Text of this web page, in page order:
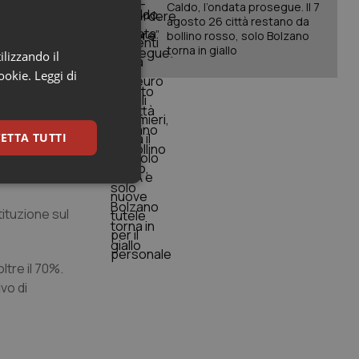
ha posto
in auto e
i casi di
e gli
sul
il 70%.
di
Caldo, l’ondata prosegue. Il 7
agosto 26 città restano da
bollino rosso, solo Bolzano
torna in giallo
il
Leggi di
TUTTI